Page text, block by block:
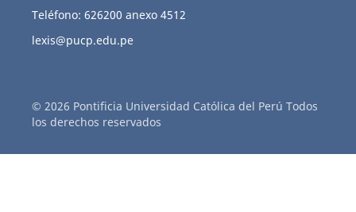
Teléfono: 626200 anexo 4512
lexis@pucp.edu.pe
© 2026 Pontificia Universidad Católica del Perú Todos
los derechos reservados